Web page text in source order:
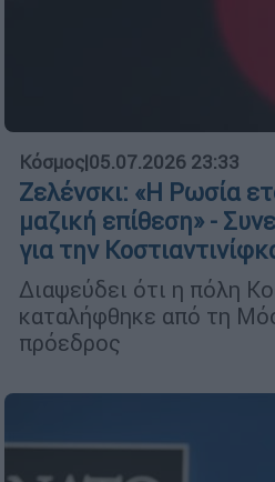
Κόσμος|05.07.2026 23:33
Ζελένσκι: «Η Ρωσία
μαζική επίθεση» -
για την
Διαψεύδει ότι η πόλη
καταλήφθηκε από τη
πρόεδρος